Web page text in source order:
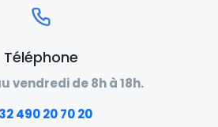
Téléphone
vendredi de 8h à 18h.
490 20 70 20‬